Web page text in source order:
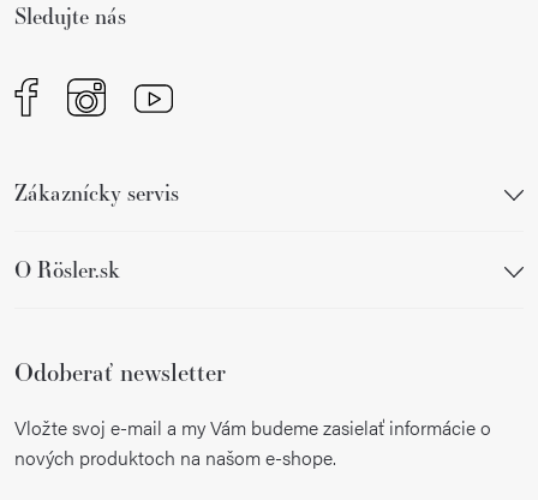
Sledujte nás
Zákaznícky servis
O Rösler.sk
Odoberať newsletter
Vložte svoj e-mail a my Vám budeme zasielať informácie o
nových produktoch na našom e-shope.